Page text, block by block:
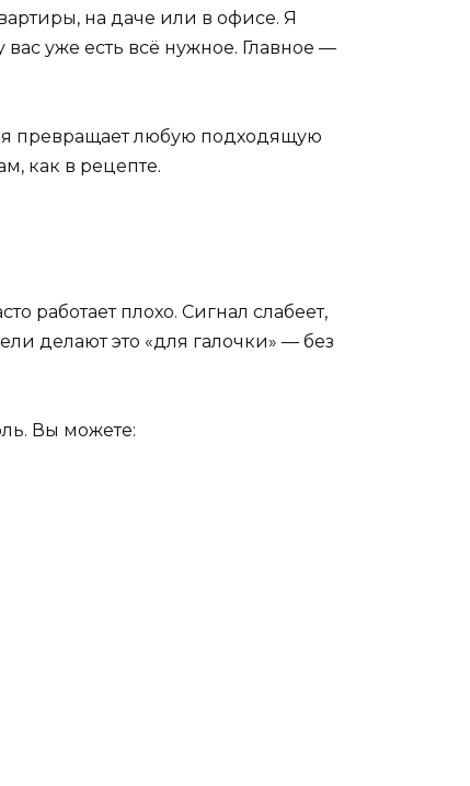
на даче или в офисе. Я
уже есть всё нужное. Главное —
превращает любую подходящую
как в рецепте.
работает плохо. Сигнал слабеет,
делают это «для галочки» — без
Вы можете: